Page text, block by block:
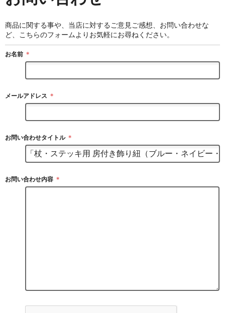
商品に関する事や、当店に対するご意見ご感想、お問い合わせな
ど、こちらのフォームよりお気軽にお尋ねください。
お名前 ＊
メールアドレス ＊
お問い合わせタイトル ＊
お問い合わせ内容 ＊